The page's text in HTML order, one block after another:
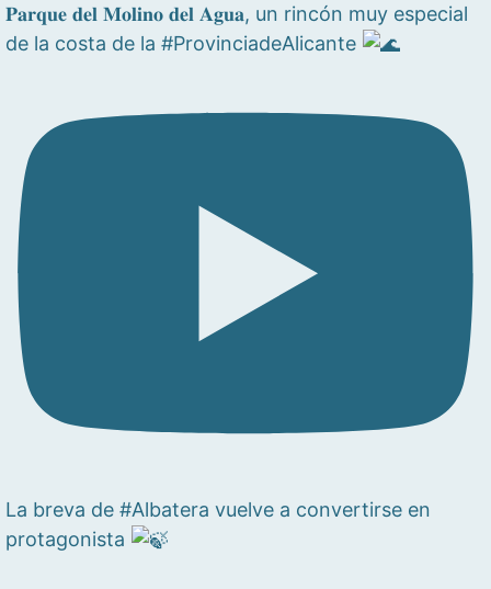
𝐏𝐚𝐫𝐪𝐮𝐞 𝐝𝐞𝐥 𝐌𝐨𝐥𝐢𝐧𝐨 𝐝𝐞𝐥 𝐀𝐠𝐮𝐚, un rincón muy especial
de la costa de la #ProvinciadeAlicante
La breva de #Albatera vuelve a convertirse en
protagonista